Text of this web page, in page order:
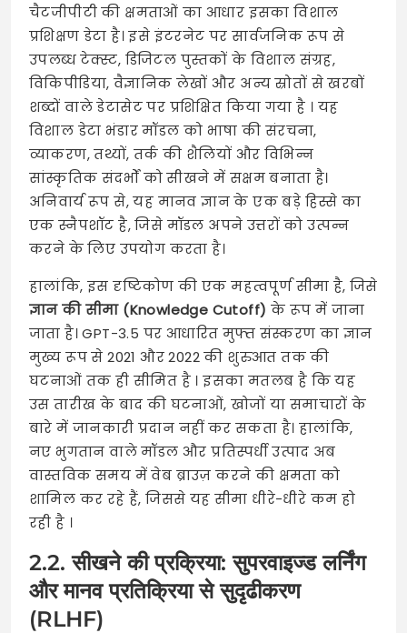
चैटजीपीटी की क्षमताओं का आधार इसका विशाल
प्रशिक्षण डेटा है। इसे इंटरनेट पर सार्वजनिक रूप से
उपलब्ध टेक्स्ट, डिजिटल पुस्तकों के विशाल संग्रह,
विकिपीडिया, वैज्ञानिक लेखों और अन्य स्रोतों से खरबों
शब्दों वाले डेटासेट पर प्रशिक्षित किया गया है । यह
विशाल डेटा भंडार मॉडल को भाषा की संरचना,
व्याकरण, तथ्यों, तर्क की शैलियों और विभिन्न
सांस्कृतिक संदर्भों को सीखने में सक्षम बनाता है।
अनिवार्य रूप से, यह मानव ज्ञान के एक बड़े हिस्से का
एक स्नैपशॉट है, जिसे मॉडल अपने उत्तरों को उत्पन्न
करने के लिए उपयोग करता है।
हालांकि, इस दृष्टिकोण की एक महत्वपूर्ण सीमा है, जिसे
ज्ञान की सीमा (Knowledge Cutoff) के रूप में जाना
जाता है। GPT-3.5 पर आधारित मुफ्त संस्करण का ज्ञान
मुख्य रूप से 2021 और 2022 की शुरुआत तक की
घटनाओं तक ही सीमित है । इसका मतलब है कि यह
उस तारीख के बाद की घटनाओं, खोजों या समाचारों के
बारे में जानकारी प्रदान नहीं कर सकता है। हालांकि,
नए भुगतान वाले मॉडल और प्रतिस्पर्धी उत्पाद अब
वास्तविक समय में वेब ब्राउज़ करने की क्षमता को
शामिल कर रहे हैं, जिससे यह सीमा धीरे-धीरे कम हो
रही है ।
2.2. सीखने की प्रक्रिया: सुपरवाइज्ड लर्निंग
और मानव प्रतिक्रिया से सुदृढीकरण
(RLHF)